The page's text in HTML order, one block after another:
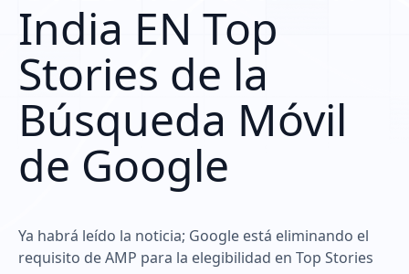
India EN Top
Stories de la
Búsqueda Móvil
de Google
Ya habrá leído la noticia; Google está eliminando el
requisito de AMP para la elegibilidad en Top Stories